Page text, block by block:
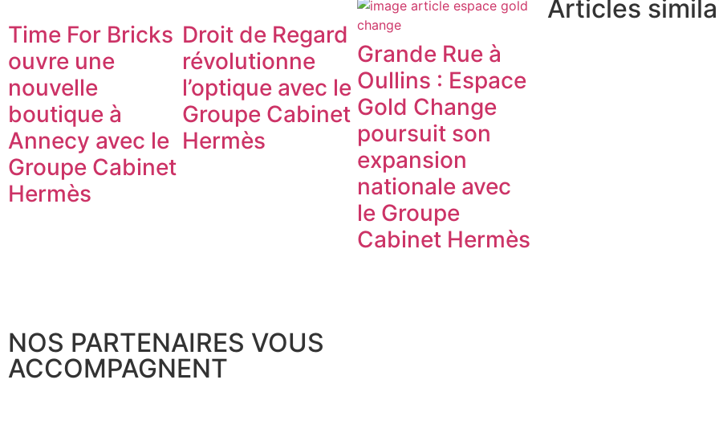
Time For Bricks
ouvre une
nouvelle
boutique à
Annecy avec le
Groupe Cabinet
Hermès
Droit de Regard
révolutionne
l’optique avec le
Groupe Cabinet
Hermès
Grande Rue à
Oullins : Espace
Gold Change
poursuit son
expansion
nationale avec
le Groupe
Cabinet Hermès
Articles
NOS PARTENAIRES VOUS
ACCOMPAGNENT